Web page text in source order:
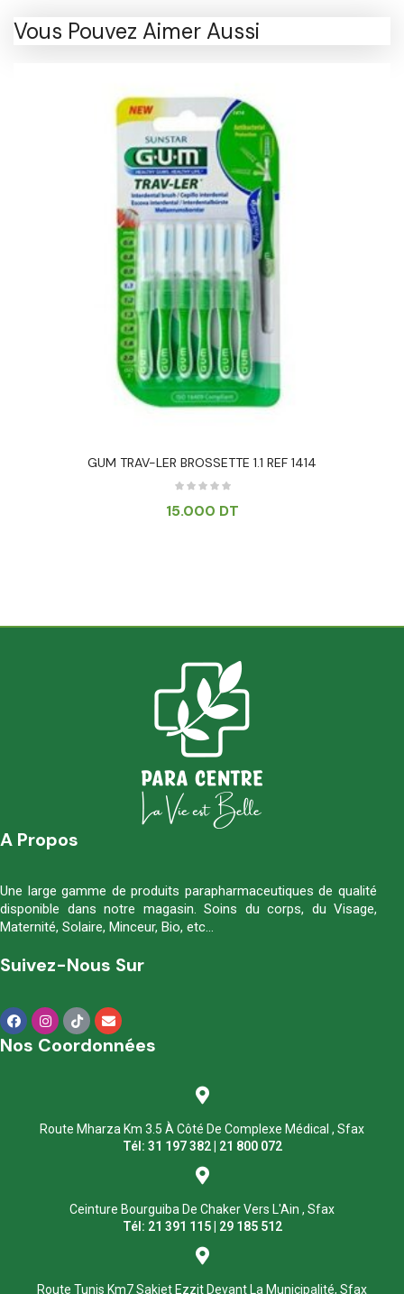
Vous Pouvez Aimer Aussi
GUM TRAV-LER BROSSETTE 1.1 REF 1414
15.000 DT
A Propos
Une large gamme de produits parapharmaceutiques de qualité
disponible dans notre magasin. Soins du corps, du Visage,
Maternité, Solaire, Minceur, Bio, etc…
Suivez-Nous Sur
Nos Coordonnées
Route Mharza Km 3.5 À Côté De Complexe Médical , Sfax
Tél: 31 197 382 | 21 800 072
Ceinture Bourguiba De Chaker Vers L'Ain , Sfax
Tél: 21 391 115 | 29 185 512
Route Tunis Km7 Sakiet Ezzit Devant La Municipalité, Sfax